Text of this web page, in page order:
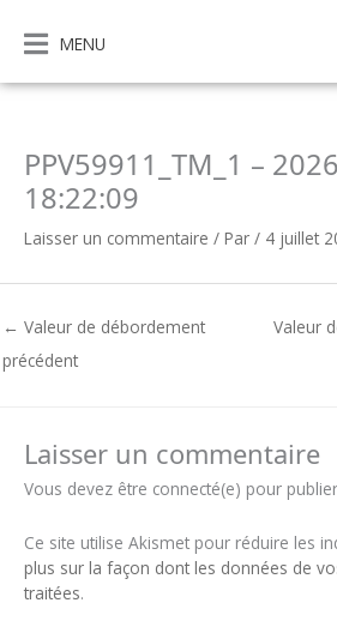
contenu
MENU
PPV59911_TM_1 –
18:22:09
Laisser un commentaire / Par / 4 juillet
← Valeur de débordement
précédent
Valeur
Laisser un commentaire
Vous devez être connecté(e) pour
Ce site utilise Akismet pour réduire les
plus sur la façon dont les données de
traitées.